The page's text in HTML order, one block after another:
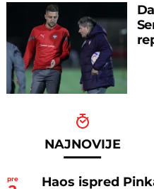
NAJNOVIJE
pre
Haos ispred